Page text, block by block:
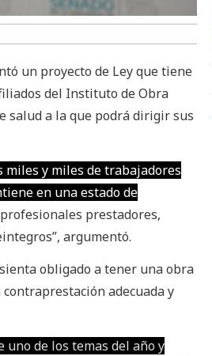
un proyecto de Ley que tiene
del Instituto de Obra
salud a la que podrá dirigir sus
miles y miles de trabajadores
en una estado de
prestadores,
argumentó.
obligado a tener una obra
adecuada y
uno de los temas del año y